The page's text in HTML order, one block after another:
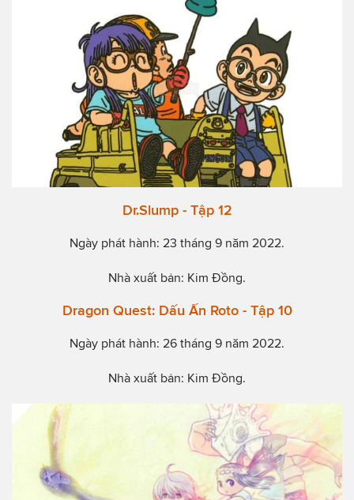
Dr.Slump - Tập 12
Ngày phát hành: 23 tháng 9 năm 2022.
Nhà xuất bản: Kim Đồng.
Dragon Quest: Dấu Ấn Roto - Tập 10
Ngày phát hành: 26 tháng 9 năm 2022.
Nhà xuất bản: Kim Đồng.